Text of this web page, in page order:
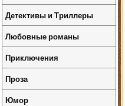
Детективы и Триллеры
Любовные романы
Приключения
Проза
Юмор